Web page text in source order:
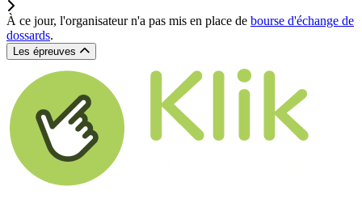
À ce jour, l'organisateur n'a pas mis en place de bourse d'échange de
dossards.
Les épreuves